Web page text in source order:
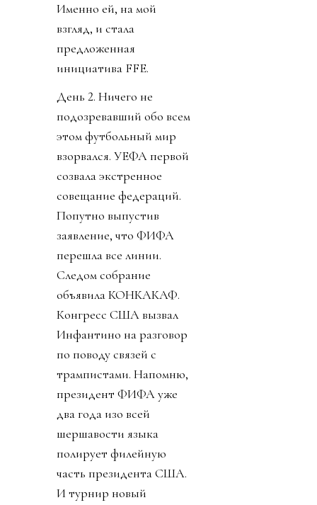
Именно ей, на мой
взгляд, и стала
предложенная
инициатива FFE.
День 2. Ничего не
подозревавший обо всем
этом футбольный мир
взорвался. УЕФА первой
созвала экстренное
совещание федераций.
Попутно выпустив
заявление, что ФИФА
перешла все линии.
Следом собрание
объявила КОНКАКАФ.
Конгресс США вызвал
Инфантино на разговор
по поводу связей с
трампистами. Напомню,
президент ФИФА уже
два года изо всей
шершавости языка
полирует филейную
часть президента США.
И турнир новый